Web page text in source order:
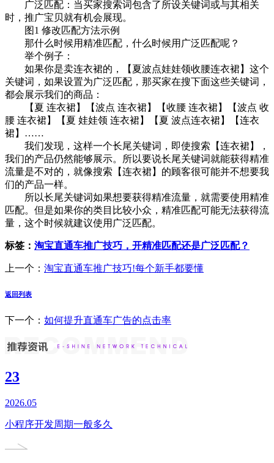
广泛匹配：当买家搜索词包含了所设关键词或与其相关
时，推广宝贝就有机会展现。
图1 修改匹配方法示例
那什么时候用精准匹配，什么时候用广泛匹配呢？
举个例子：
如果你是卖连衣裙的，【夏波点娃娃领收腰连衣裙】这个
关键词，如果设置为广泛匹配，那买家在搜下面这些关键词，
都会展示我们的商品：
【夏 连衣裙】【波点 连衣裙】【收腰 连衣裙】【波点 收
腰 连衣裙】【夏 娃娃领 连衣裙】【夏 波点连衣裙】【连衣
裙】……
我们发现，这样一个长尾关键词，即使搜索【连衣裙】，
我们的产品仍然能够展示。所以要说长尾关键词就能获得精准
流量是不对的，就像搜索【连衣裙】的顾客很可能并不想要我
们的产品一样。
所以长尾关键词如果想要获得精准流量，就需要使用精准
匹配。但是如果你的类目比较小众，精准匹配可能无法获得流
量，这个时候就建议使用广泛匹配。
标签： 淘宝直通车推广技巧，开精准匹配还是广泛匹配？
上一个： 淘宝直通车推广技巧!每个新手都要懂
返回列表
下一个： 如何提升直通车广告的点击率
23
2026.05
小程序开发周期一般多久